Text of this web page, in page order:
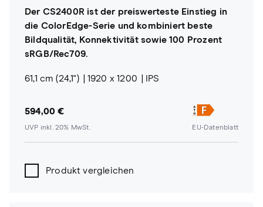
Der CS2400R ist der preiswerteste Einstieg in
die ColorEdge-Serie und kombiniert beste
Bildqualität, Konnektivität sowie 100 Prozent
sRGB/Rec709.
61,1 cm (24,1") 1920 x 1200 IPS
594,00 €
UVP inkl. 20% MwSt. EU-Datenblatt
Produkt vergleichen